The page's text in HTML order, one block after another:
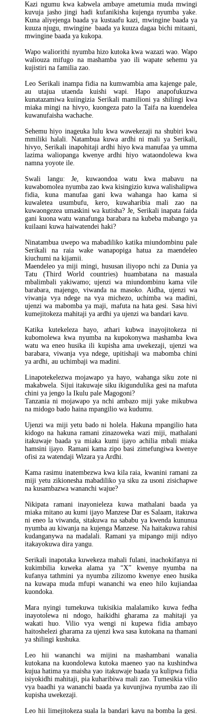
Kazi ngumu kwa kabwela ambaye ametumia muda mwingi
kuvuja jasho jingi hadi kufanikisha kujenga nyumba yake.
Kuna aliyejenga baada ya kustaafu kazi, mwingine baada ya
kuuza njugu, mwingine baada ya kuuza dagaa bichi mitaani,
mwingine baada ya kukopa.
Wapo waliorithi nyumba hizo kutoka kwa wazazi wao. Wapo
waliouza mifugo na mashamba yao ili wapate sehemu ya
kujistiri na familia zao.
Leo Serikali inampa fidia na kumwambia ama kajenge pale,
au utajua utaenda kuishi wapi. Hapo anapofukuzwa
kunatazamiwa kuiingizia Serikali mamilioni ya shilingi kwa
miaka mingi na hivyo, kuongeza pato la Taifa na kuendelea
kuwanufaisha wachache.
Sehemu hiyo inageuka lulu kwa wawekezaji na shubiri kwa
mmiliki halali. Natambua kuwa ardhi ni mali ya Serikali,
hivyo, Serikali inapohitaji ardhi hiyo kwa manufaa ya umma
lazima waliopanga kwenye ardhi hiyo wataondolewa kwa
namna yoyote ile.
Swali langu: Je, kuwaondoa watu kwa mabavu na
kuwabomolea nyumba zao kwa kisingizio kuwa walishalipwa
fidia, kuna manufaa gani kwa wahanga hao kama si
kuwaletea usumbufu, kero, kuwaharibia mali zao na
kuwaongezea umaskini wa kutisha? Je, Serikali inapata faida
gani kuona watu wanafunga barabara na kubeba mabango ya
kuilaani kuwa haiwatendei haki?
Ninatambua uwepo wa mabadiliko katika miundombinu pale
Serikali na raia wake wanapopiga hatua za maendeleo
kiuchumi na kijamii.
Maendeleo ya miji mingi, hususan iliyopo nchi za Dunia ya
Tatu (Third World countries) huambatana na masuala
mbalimbali yakiwamo; ujenzi wa miundombinu kama vile
barabara, majengo, viwanda na masoko. Aidha, ujenzi wa
viwanja vya ndege na vya michezo, uchimba wa madini,
ujenzi wa mabomba ya maji, mafuta na hata gesi. Sasa hivi
kumejitokeza mahitaji ya ardhi ya ujenzi wa bandari kavu.
Katika kutekeleza hayo, athari kubwa inayojitokeza ni
kubomolewa kwa nyumba na kupokonywa mashamba kwa
watu wa eneo husika ili kupisha ama uwekezaji, ujenzi wa
barabara, viwanja vya ndege, upitishaji wa mabomba chini
ya ardhi, au uchimbaji wa madini.
Linapotekelezwa mojawapo ya hayo, wahanga siku zote ni
makabwela. Sijui itakuwaje siku ikigundulika gesi na mafuta
chini ya jengo la Ikulu pale Magogoni?
Tanzania ni mojawapo ya nchi ambazo miji yake mikubwa
na midogo bado haina mpangilio wa kudumu.
Ujenzi wa miji yetu bado ni holela. Hakuna mpangilio hata
kidogo na hakuna ramani zinazoweka wazi miji, mathalani
itakuwaje baada ya miaka kumi ijayo achilia mbali miaka
hamsini ijayo. Ramani kama zipo basi zimefungiwa kwenye
ofisi za watendaji Wizara ya Ardhi.
Kama rasimu inatembezwa kwa kila raia, kwanini ramani za
miji yetu zikionesha mabadiliko ya siku za usoni zisichapwe
na kusambazwa wananchi wajue?
Nikipata ramani inayonieleza kuwa mathalani baada ya
miaka mitano au kumi ijayo Manzese Dar es Salaam, itakuwa
ni eneo la viwanda, sitakuwa na sababu ya kwenda kununua
nyumba au kiwanja na kujenga Manzese. Na haitakuwa rahisi
kudanganywa na madalali. Ramani ya mipango miji ndiyo
itakayokuwa dira yangu.
Serikali inapotaka kuwekeza mahali fulani, inachokifanya ni
kukimbilia kuweka alama ya “X” kwenye nyumba na
kufanya tathmini ya nyumba zilizomo kwenye eneo husika
na kuwapa muda mfupi wananchi wa eneo hilo kujiandaa
kuondoka.
Mara nyingi tumekuwa tukisikia malalamiko kuwa fedha
inayotolewa ni ndogo, haikidhi gharama za mahitaji ya
wakati huo. Vilio vya wengi ni kupewa fidia ambayo
haitoshelezi gharama za ujenzi kwa sasa kutokana na thamani
ya shilingi kushuka.
Leo hii wananchi wa mijini na mashambani wanalia
kutokana na kuondolewa kutoka maeneo yao na kushindwa
kujua hatima ya maisha yao itakuwaje baada ya kulipwa fidia
isiyokidhi mahitaji, pia kuharibiwa mali zao. Tumesikia vilio
vya baadhi ya wananchi baada ya kuvunjiwa nyumba zao ili
kupisha uwekezaji.
Leo hii limejitokeza suala la bandari kavu na bomba la gesi.